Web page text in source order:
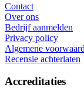
Contact
Over ons
Bedrijf aanmelden
Privacy policy
Algemene
Recensie achterlaten
Accreditaties